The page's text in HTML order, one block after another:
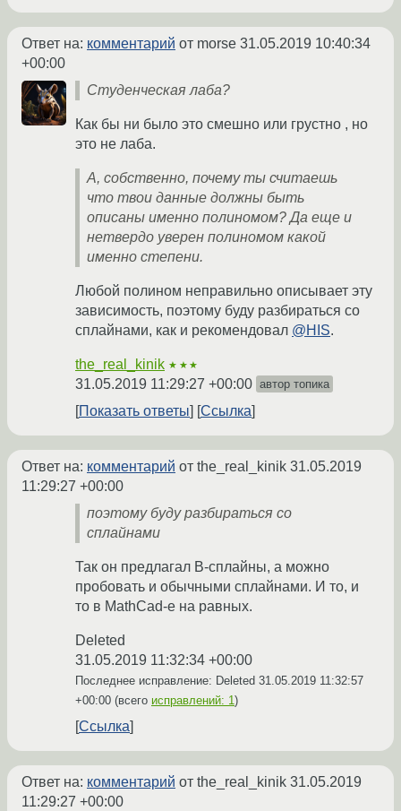
Ответ на: комментарий от morse 31.05.2019 10:40:34
+00:00
Студенческая лаба?
Как бы ни было это смешно или грустно , но
это не лаба.
А, собственно, почему ты считаешь
что твои данные должны быть
описаны именно полиномом? Да еще и
нетвердо уверен полиномом какой
именно степени.
Любой полином неправильно описывает эту
зависимость, поэтому буду разбираться со
сплайнами, как и рекомендовал @HIS.
the_real_kinik ★★★
31.05.2019 11:29:27 +00:00 автор топика
Показать ответы Ссылка
Ответ на: комментарий от the_real_kinik 31.05.2019
11:29:27 +00:00
поэтому буду разбираться со
сплайнами
Так он предлагал B-сплайны, а можно
пробовать и обычными сплайнами. И то, и
то в MathCad-е на равных.
Deleted
31.05.2019 11:32:34 +00:00
Последнее исправление: Deleted 31.05.2019 11:32:57
+00:00 (всего исправлений: 1)
Ссылка
Ответ на: комментарий от the_real_kinik 31.05.2019
11:29:27 +00:00